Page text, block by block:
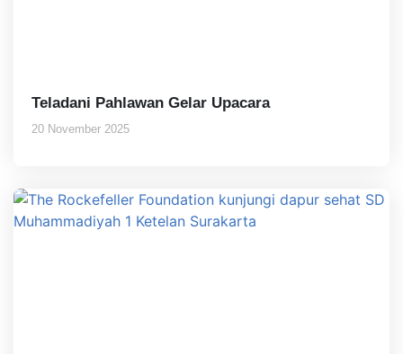
Teladani Pahlawan Gelar Upacara
20 November 2025